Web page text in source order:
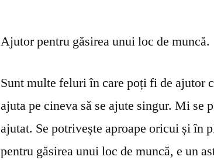
Ajutor pentru găsirea unui loc de muncă.
Sunt multe feluri în care poți fi de ajutor
ajuta pe cineva să se ajute singur. Mi se
ajutat. Se potrivește aproape oricui și în
pentru găsirea unui loc de muncă, e un